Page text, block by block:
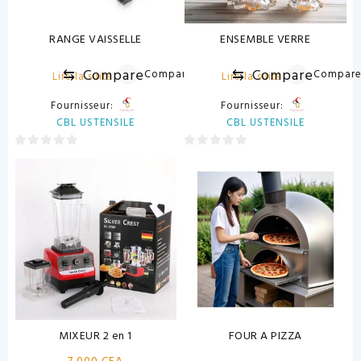
RANGE VAISSELLE
Lire la suite
⇆ CompareCompare
Fournisseur:
CBL USTENSILE
ENSEMBLE VERRE
Lire la suite
⇆ Compare
Fournisseur:
CBL USTENSILE
sur
MIXEUR 2 en 1
FOUR A PIZZA